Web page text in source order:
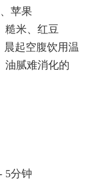
苹果
糙米、红豆
晨起空腹饮用温
油腻难消化的
5分钟